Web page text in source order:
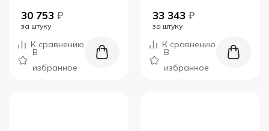
30 753 ₽
за штуку
К сравнению
В
избранное
33 343 ₽
за штуку
К сравнению
В
избранное